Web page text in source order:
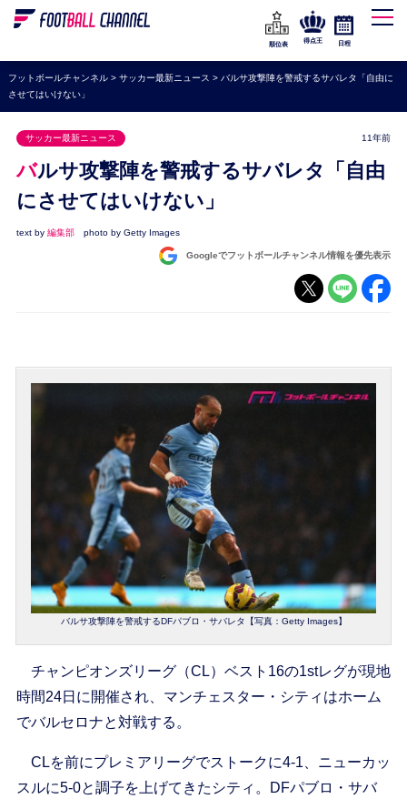
WEリーグ
海外サッカー
プレミアリーグ
ラ・リーガ
セリエA
ブンデスリーガ
UEFA
ナショナルチーム
順位表
得点王 日程
フットボールチャンネル> サッカー最新ニュース > バルサ攻撃陣を警戒するサバレタ「自由に
させてはいけない」
サッカー最新ニュース 11年前
バルサ攻撃陣を警戒するサバレタ「自由
にさせてはいけない」
text by 編集部 photo by Getty Images
Googleでフットボールチャンネル情報を優先表示
バルサ攻撃陣を警戒するDFパブロ・サバレタ【写真：Getty Images】
チャンピオンズリーグ（CL）ベスト16の1stレグが現地
時間24日に開催され、マンチェスター・シティはホーム
でバルセロナと対戦する。
CLを前にプレミアリーグでストークに4-1、ニューカッ
スルに5-0と調子を上げてきたシティ。DFパブロ・サバ